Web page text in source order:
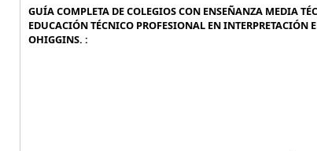
GUÍA COMPLETA DE COLEGIOS CON ENSEÑANZA MEDIA
EDUCACIÓN TÉCNICO PROFESIONAL EN
OHIGGINS. :